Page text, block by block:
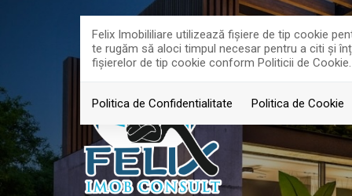
Felix Imobililiare utilizează fişiere de tip cookie
te rugăm să aloci timpul necesar pentru a citi și
fişierelor de tip cookie conform Politicii de Cookie.
Politica de Confidentialitate Politica de Cookie